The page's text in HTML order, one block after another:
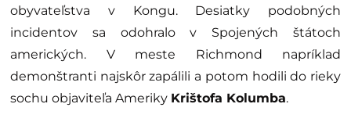
obyvateľstva v Kongu. Desiatky podobných
incidentov sa odohralo v Spojených štátoch
amerických. V meste Richmond napríklad
demonštranti najskôr zapálili a potom hodili do rieky
sochu objaviteľa Ameriky Krištofa Kolumba.